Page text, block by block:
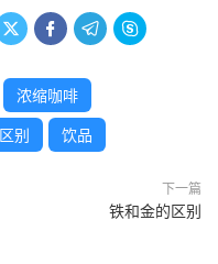
   
浓缩咖啡
别 饮品
下一篇
铁和金的区别